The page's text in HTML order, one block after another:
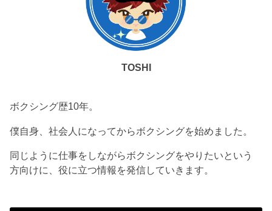
TOSHI
ボクシング歴10年。
僕自身、社会人になってからボクシングを始めました。
同じように仕事をしながらボクシングをやりたいという
方向けに、役に立つ情報を発信していきます。